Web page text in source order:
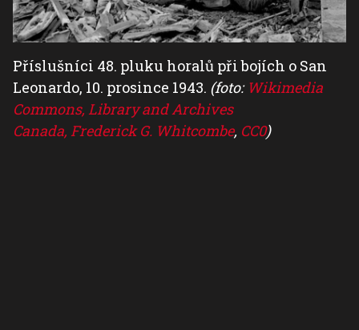
Příslušníci 48. pluku horalů při bojích o San
Leonardo, 10. prosince 1943. (foto: Wikimedia
Commons, Library and Archives
Canada, Frederick G. Whitcombe, CC0)